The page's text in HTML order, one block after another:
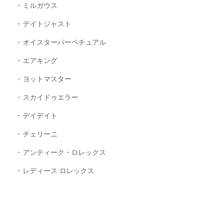
ミルガウス
デイトジャスト
オイスターパーペチュアル
エアキング
ヨットマスター
スカイドゥエラー
デイデイト
チェリーニ
アンティーク・ロレックス
レディース ロレックス